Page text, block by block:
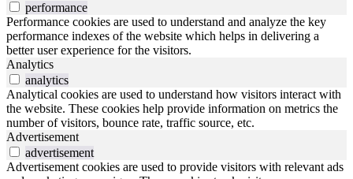
performance
Performance cookies are used to understand and analyze the key
performance indexes of the website which helps in delivering a
better user experience for the visitors.
Analytics
analytics
Analytical cookies are used to understand how visitors interact with
the website. These cookies help provide information on metrics the
number of visitors, bounce rate, traffic source, etc.
Advertisement
advertisement
Advertisement cookies are used to provide visitors with relevant ads